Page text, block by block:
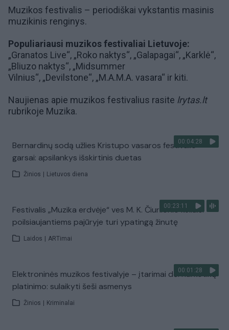
Muzikos festivalis – periodiškai vykstantis masinis
muzikinis renginys.
Populiariausi muzikos festivaliai Lietuvoje:
„Granatos Live“, „Roko naktys“, „Galapagai“, „Karklė“,
„Bliuzo naktys“, „Midsummer
Vilnius“, „Devilstone“, „M.A.M.A. vasara“ ir kiti.
Naujienas apie muzikos festivalius rasite lrytas.lt
rubrikoje Muzika.
00:04:28
Bernardinų sodą užlies Kristupo vasaros festivalio
garsai: apsilankys išskirtinis duetas
Žinios | Lietuvos diena
00:23:11
Festivalis „Muzika erdvėje“ ves M. K. Čiurlionio keliais:
poilsiaujantiems pajūryje turi ypatingą žinutę
Laidos | ARTimai
00:01:28
Elektroninės muzikos festivalyje – įtarimai dėl narkotikų
platinimo: sulaikyti šeši asmenys
Žinios | Kriminalai